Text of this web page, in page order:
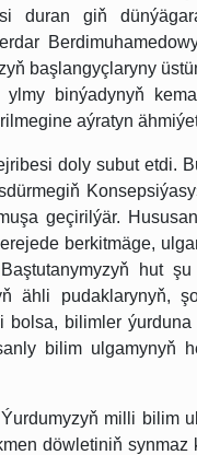
duran giň
başlangyçlaryny
binýadynyň
aýratyn
doly subut etdi.
geçirilýär.
berkitmäge,
hut
ähli pudaklarynyň,
bilimler
bilim ulgamynyň
milli bilim
döwletiniň